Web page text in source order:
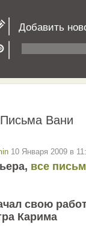
Добавить
Вани
10 Января 2009 в
все
свою
Карима